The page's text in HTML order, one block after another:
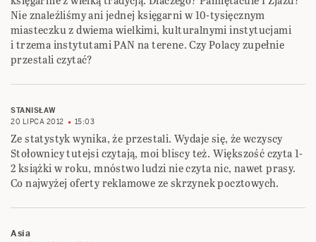
Nie znaleźliśmy ani jednej księgarni w 10-tysięcznym
miasteczku z dwiema wielkimi, kulturalnymi instytucjami
i trzema instytutami PAN na terene. Czy Polacy zupełnie
przestali czytać?
STANISŁAW
20 LIPCA 2012
15:03
Ze statystyk wynika, że przestali. Wydaje się, że wczyscy
Stołownicy tutejsi czytają, moi bliscy też. Większość czyta 1-
2 książki w roku, mnóstwo ludzi nie czyta nic, nawet prasy.
Co najwyżej oferty reklamowe ze skrzynek pocztowych.
Asia